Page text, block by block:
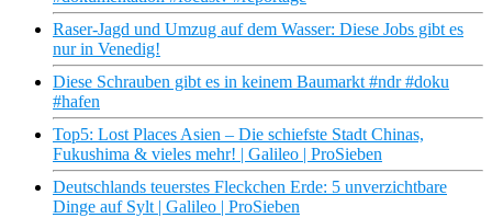
Raser-Jagd und Umzug auf dem Wasser: Diese Jobs gibt es
nur in Venedig!
Diese Schrauben gibt es in keinem Baumarkt #ndr #doku
#hafen
Top5: Lost Places Asien – Die schiefste Stadt Chinas,
Fukushima & vieles mehr! | Galileo | ProSieben
Deutschlands teuerstes Fleckchen Erde: 5 unverzichtbare
Dinge auf Sylt | Galileo | ProSieben